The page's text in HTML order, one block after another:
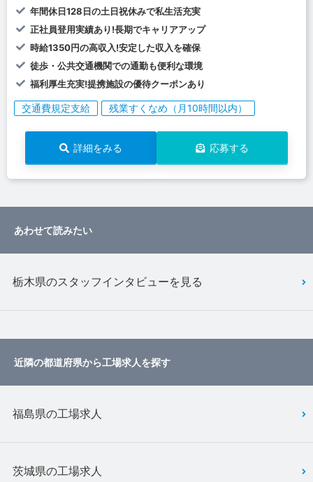
年間休日128日の土日祝休みで私生活充実
正社員登用実績あり!長期でキャリアアップ
時給1350円の高収入!安定した収入を確保
徒歩・公共交通機関での通勤も便利な環境
福利厚生充実!提携施設の優待クーポンあり
交通費規定支給 残業すくなめ（月10時間以内）
詳細をみる 応募する
あわせて読みたい
栃木県のスタッフインタビューを見る
近隣の都道府県から工場求人を探す
福島県の工場求人
茨城県の工場求人